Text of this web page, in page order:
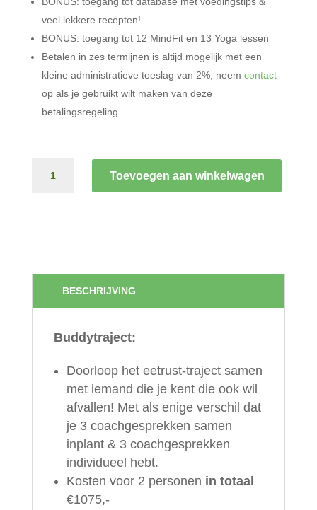
veel lekkere recepten!
BONUS: toegang tot 12 MindFit en 13 Yoga lessen
Betalen in zes termijnen is altijd mogelijk met een
kleine administratieve toeslag van 2%, neem contact
op als je gebruikt wilt maken van deze
betalingsregeling.
AANTAL
Toevoegen aan winkelwagen
BESCHRIJVING
Buddytraject:
Doorloop het eetrust-traject samen
met iemand die je kent die ook wil
afvallen! Met als enige verschil dat
je 3 coachgesprekken samen
inplant & 3 coachgesprekken
individueel hebt.
Kosten voor 2 personen in totaal
€1075,-